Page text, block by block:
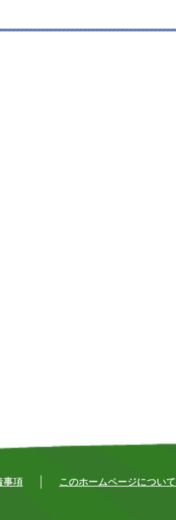
事項 このホームページについて